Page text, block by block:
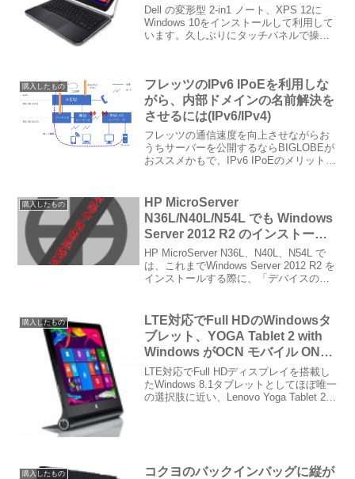
Dell の変形型 2-in1 ノート、XPS 12に
Windows 10をインストールして利用して
います。久しぶりにタッチパネルで操作
購入したもの
フレッツのIPv6 IPoEを利用しな
がら、内部ドメインの名前解決を
させるには(IPv6/IPv4)
フレッツの通信速度を向上させながらお
うちサーバーを公開するならBIGLOBEが
おススメかもで、IPv6 IPoEのメリットを
記載しました。以下の図の中で、無線...
購入したもの
HP MicroServer
N36L/N40L/N54L でも Windows
Server 2012 R2 のインストール
が可能に
HP MicroServer N36L、N40L、N54L で
は、これまでWindows Server 2012 R2 を
インストールする際に、「デバイスの準
無効...
購入したもの
LTE対応でFull HDのWindowsタ
ブレット、YOGA Tablet 2 with
Windows がOCN モバイル ONE
SIM とセットで49,800円に
LTE対応でFull HDディスプレイを搭載し
たWindows 8.1タブレットとしてほぼ唯一
の選択肢に近い、Lenovo Yoga Tablet 2
購入したもの
コクヨのバックインバッグに縦が